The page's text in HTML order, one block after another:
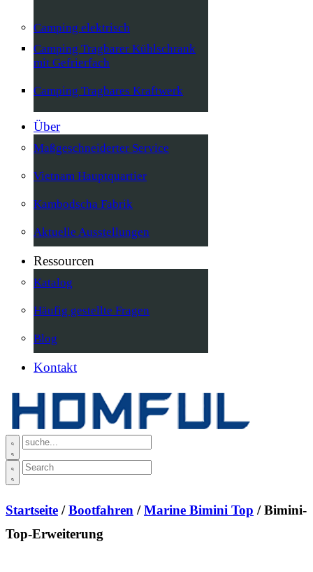
Camping elektrisch
Camping Tragbarer Kühlschrank
mit Gefrierfach
Camping Tragbares Kraftwerk
Über
Maßgeschneiderter Service
Vietnam Hauptquartier
Kambodscha Fabrik
Aktuelle Ausstellungen
Ressourcen
Katalog
Häufig gestellte Fragen
Blog
Kontakt
Startseite /Bootfahren /Marine Bimini Top / Bimini-
Top-Erweiterung